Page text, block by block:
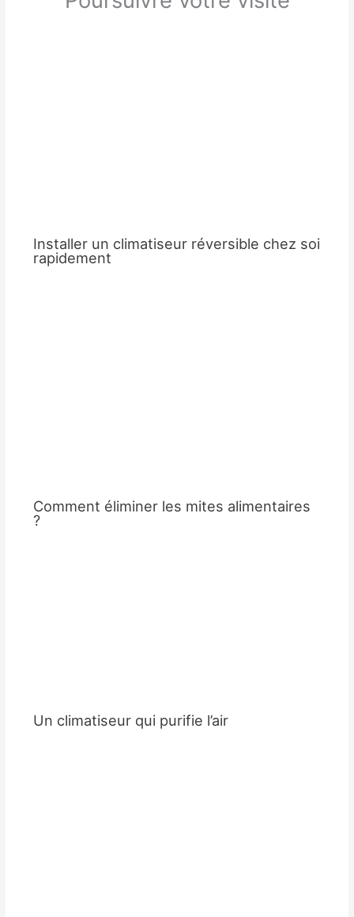
Installer un climatiseur réversible chez soi
rapidement
Comment éliminer les mites alimentaires
?
Un climatiseur qui purifie l’air